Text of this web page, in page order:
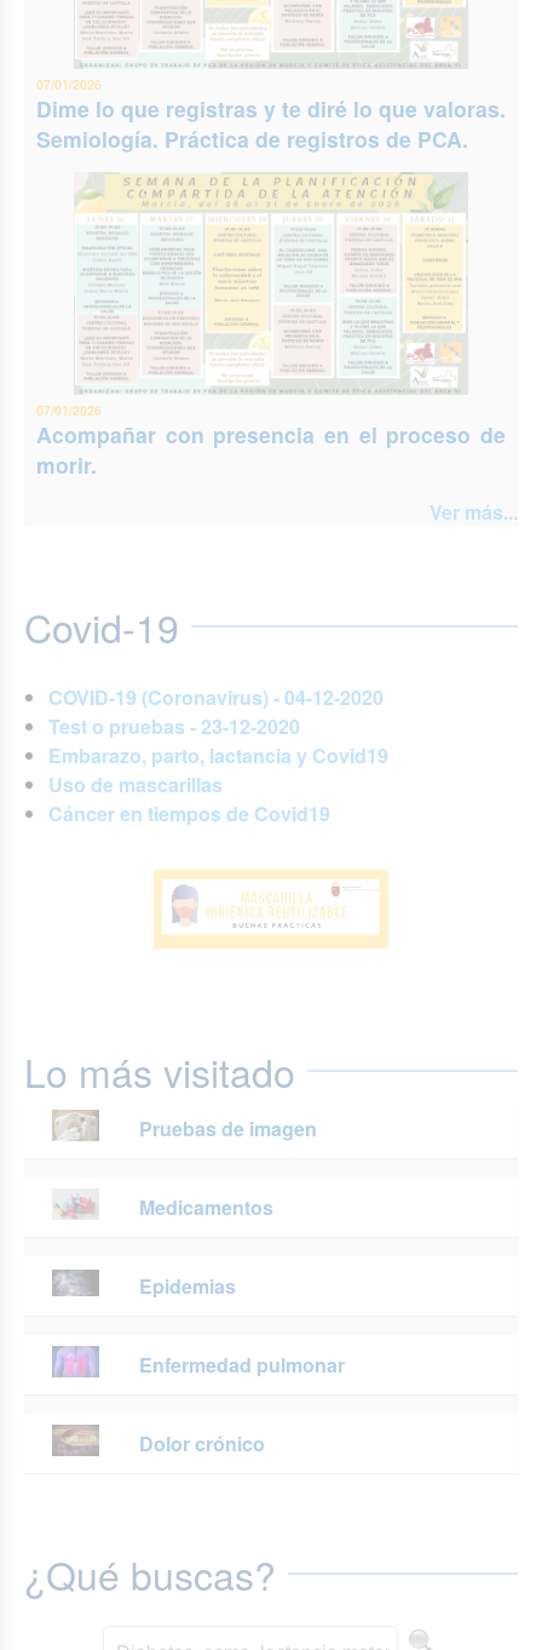
07/01/2026
Dime lo que registras y te diré lo que valoras.
Semiología. Práctica de registros de PCA.
07/01/2026
Acompañar con presencia en el proceso de
morir.
Ver más...
Covid-19
COVID-19 (Coronavirus) - 04-12-2020
Test o pruebas - 23-12-2020
Embarazo, parto, lactancia y Covid19
Uso de mascarillas
Cáncer en tiempos de Covid19
Lo más visitado
Pruebas de imagen
Medicamentos
Epidemias
Enfermedad pulmonar
Dolor crónico
¿Qué buscas?